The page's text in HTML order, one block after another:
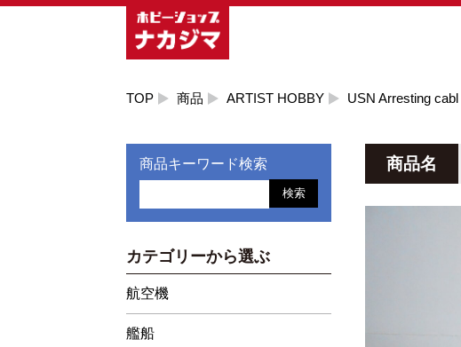
TOP 商品 ARTIST HOBBY USN Arresting
商品名
商品キーワード検索
検索
カテゴリーから選ぶ
航空機
艦船